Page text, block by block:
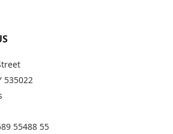
535022
55488 55